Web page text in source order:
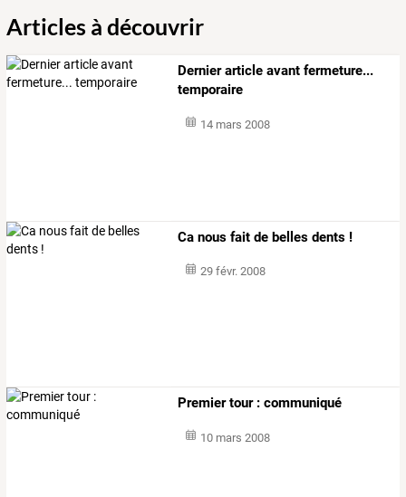
Articles à découvrir
Dernier article avant fermeture...
temporaire
14 mars 2008
Ca nous fait de belles dents !
29 févr. 2008
Premier tour : communiqué
10 mars 2008